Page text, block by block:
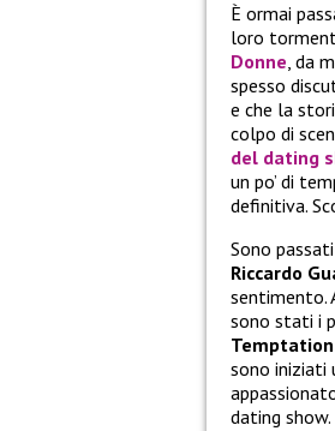
È ormai
loro
Donne, da
spesso
e che la
colpo di
del dating
un po’ di
definitiva.
Sono
Riccardo
sentimento.
sono stati i
sono iniziati
dating show.